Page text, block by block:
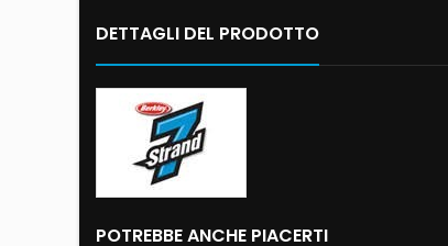
DETTAGLI DEL PRODOTTO
POTREBBE ANCHE PIACERTI